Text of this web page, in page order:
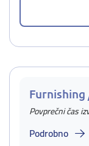
Furnishing
Povprečni čas
Podrobno